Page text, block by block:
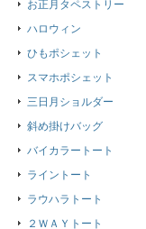
お正月タペストリー
ハロウィン
ひもポシェット
スマホポシェット
三日月ショルダー
斜め掛けバッグ
バイカラートート
ライントート
ラウハラトート
２ＷＡＹトート